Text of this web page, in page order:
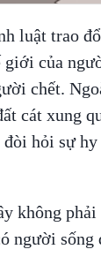
luật trao
của
chết.
cát xung
hỏi sự
không
người sống